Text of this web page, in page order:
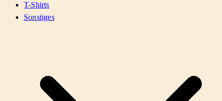
T-Shirts
Sonstiges